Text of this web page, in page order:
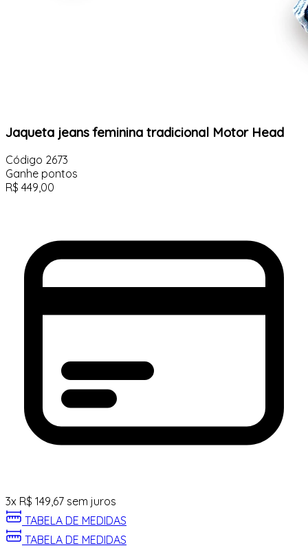
Jaqueta jeans feminina tradicional Motor Head
Código 2673
Ganhe pontos
R$ 449,00
3x R$ 149,67 sem juros
TABELA DE MEDIDAS
TABELA DE MEDIDAS